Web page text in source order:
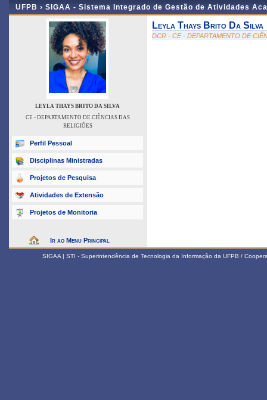
UFPB › SIGAA - Sistema Integrado de Gestão de Atividades
LEYLA THAYS BRITO DA SILVA
CE - DEPARTAMENTO DE CIÊNCIAS DAS
RELIGIÕES
Perfil Pessoal
Disciplinas Ministradas
Projetos de Pesquisa
Atividades de Extensão
Projetos de Monitoria
Ir ao Menu Principal
Leyla Thays Brito Da Silva
DCR - CE - DEPARTAMENTO DE
SIGAA | STI - Superintendência de Tecnologia da Informação da UFPB /